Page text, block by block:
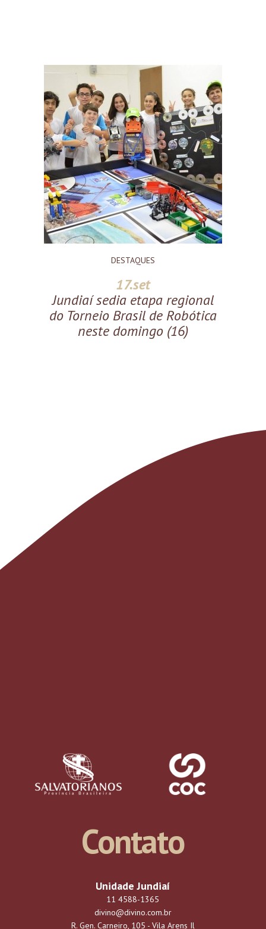
DESTAQUES
17.set
Jundiaí sedia etapa regional
do Torneio Brasil de Robótica
neste domingo (16)
Contato
Unidade Jundiaí
11 4588-1365
divino@divino.com.br
R. Gen. Carneiro, 105 - Vila Arens Il